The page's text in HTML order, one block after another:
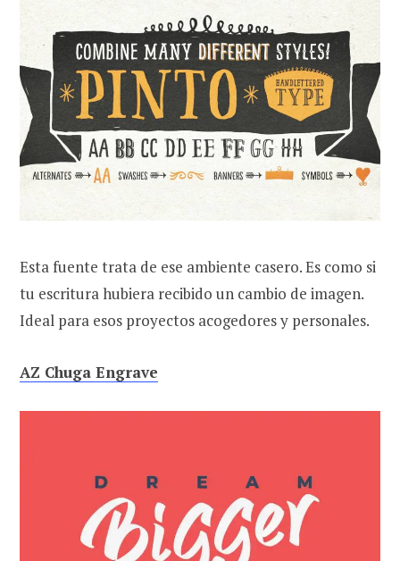
Esta fuente trata de ese ambiente casero. Es como si
tu escritura hubiera recibido un cambio de imagen.
Ideal para esos proyectos acogedores y personales.
AZ Chuga Engrave